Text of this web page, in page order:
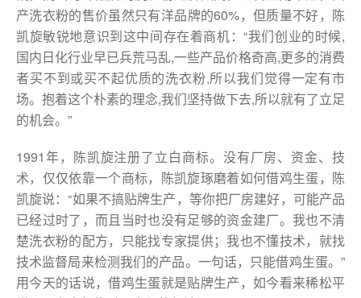
产洗衣粉的售价虽然只有洋品牌的60%，但质量不好，陈
凯旋敏锐地意识到这中间存在着商机：“我们创业的时候,
国内日化行业早已兵荒马乱,一些产品价格奇高,更多的消费
者买不到或买不起优质的洗衣粉,所以我们觉得一定有市
场。抱着这个朴素的理念,我们坚持做下去,所以就有了立足
的机会。”
1991年，陈凯旋注册了立白商标。没有厂房、资金、技
术，仅仅依靠一个商标，陈凯旋琢磨着如何借鸡生蛋，陈
凯旋说：“如果不搞贴牌生产，等你把厂房建好，可能产品
已经过时了，而且当时也没有足够的资金建厂。我也不清
楚洗衣粉的配方，只能找专家提供；我也不懂技术，就找
技术监督局来检测我们的产品。一句话，只能借鸡生蛋。”
用今天的话说，借鸡生蛋就是贴牌生产，如今看来稀松平